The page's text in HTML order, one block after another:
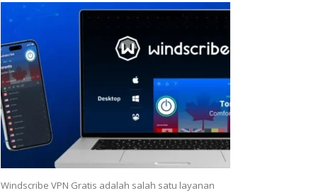
Windscribe VPN Gratis adalah salah satu layanan